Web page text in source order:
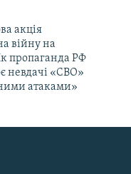
акція
війну на
пропаганда РФ
невдачі «СВО»
атаками»